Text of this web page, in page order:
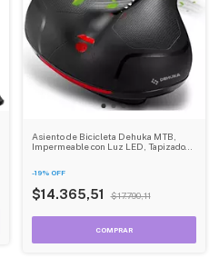
Asiento de Bicicleta Dehuka MTB,
Impermeable con Luz LED, Tapizado
-19% OFF
$14.365,51 $17.790,11